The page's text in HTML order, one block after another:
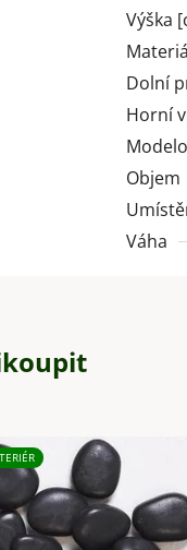
Výška
Dolní
Horní
Objem
Váha